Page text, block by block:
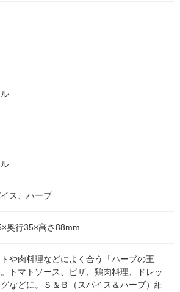
ス、ハーブ
奥行35×高さ88mm
トや肉料理などによく合う「ハーブの王
トマトソース、ピザ、鶏肉料理、ドレッ
などに。Ｓ＆Ｂ（スパイス＆ハーブ）細